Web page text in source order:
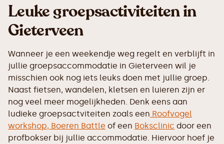
Leuke groepsactiviteiten in
Gieterveen
Wanneer je een weekendje weg regelt en verblijft in
jullie groepsaccommodatie in Gieterveen wil je
misschien ook nog iets leuks doen met jullie groep.
Naast fietsen, wandelen, kletsen en luieren zijn er
nog veel meer mogelijkheden. Denk eens aan
ludieke groepsactviteiten zoals een Roofvogel
workshop, Boeren Battle of een Boksclinic door een
profbokser bij jullie accommodatie. Hiervoor hoef je